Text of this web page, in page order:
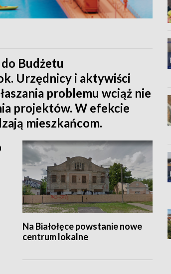
Budżetu
Urzędnicy i aktywiści
problemu wciąż nie
projektów. W efekcie
mieszkańcom.
Na Białołęce powstanie nowe
centrum lokalne